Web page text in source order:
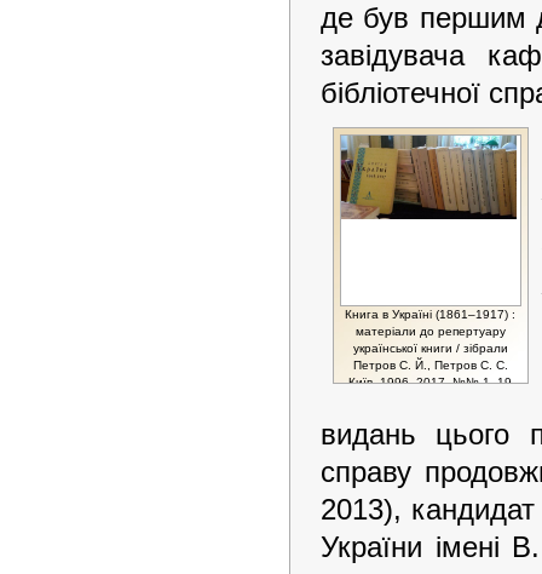
де був першим
завідувача
бібліотечної
Книга в Україні (1861–1917) :
матеріали до репертуару
української книги / зібрали
Петров С. Й., Петров С. С.
Київ, 1996–2017. №№ 1–19
видань цього
справу
2013), кандидат
України імені